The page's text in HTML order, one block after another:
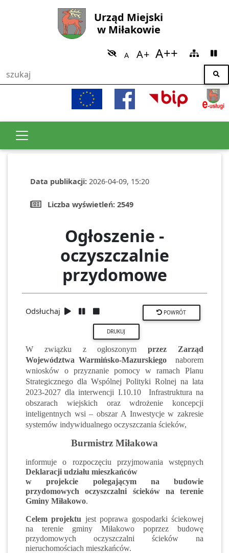
Urząd Miejski
w Miłakowie
Data publikacji: 2026-04-09, 15:20
Liczba wyświetleń: 2549
Ogłoszenie -
oczyszczalnie
przydomowe
Odsłuchaj POWRÓT
W związku z ogłoszonymprzez Zarząd
Województwa Warmińsko-Mazurskiego naborem
wniosków o przyznanie pomocy w ramach Planu
Strategicznego dla Wspólnej Polityki Rolnej na lata
2023-2027 dla interwencji I.10.10 Infrastruktura na
obszarach wiejskich oraz wdrożenie koncepcji
inteligentnych wsi – obszar A Inwestycje w zakresie
systemów indywidualnego oczyszczania ścieków,
Burmistrz Miłakowa
informuje o rozpoczęciu przyjmowania wstępnych
Deklaracji udziału mieszkańców
w projekcie polegającym na budowie
przydomowych oczyszczalni ścieków na terenie
Gminy Miłakowo.
Celem projektu jest poprawa gospodarki ściekowej
na terenie gminy Miłakowo poprzez budowę
przydomowych oczyszczalni ścieków na
nieruchomościach mieszkańców.